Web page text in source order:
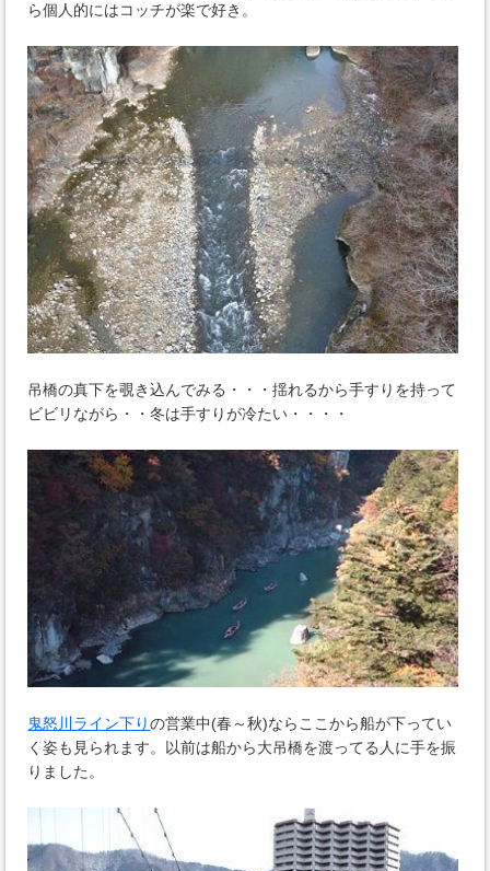
ら個人的にはコッチが楽で好き。
吊橋の真下を覗き込んでみる・・・揺れるから手すりを持って
ビビリながら・・冬は手すりが冷たい・・・・
鬼怒川ライン下りの営業中(春～秋)ならここから船が下ってい
く姿も見られます。以前は船から大吊橋を渡ってる人に手を振
りました。